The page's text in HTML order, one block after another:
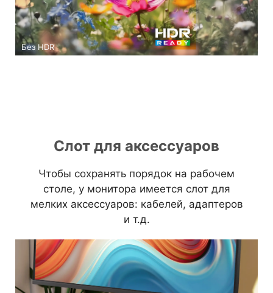
Без HDR
Слот для аксессуаров
Чтобы сохранять порядок на рабочем
столе, у монитора имеется слот для
мелких аксессуаров: кабелей, адаптеров
и т.д.